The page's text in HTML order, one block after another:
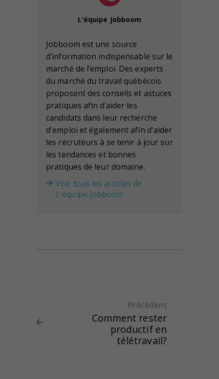
L'équipe Jobboom
Jobboom est une source
d’information indispensable sur le
marché de l’emploi. Des experts
du marché du travail québécois
proposent des conseils et astuces
pratiques afin d’aider les
candidats dans leur recherche
d'emploi et également afin d'aider
les recruteurs à se tenir à jour sur
les tendances et bonnes
pratiques de leur domaine.
Voir tous les articles de
L'équipe Jobboom
Précédent
Comment rester
productif en
télétravail?